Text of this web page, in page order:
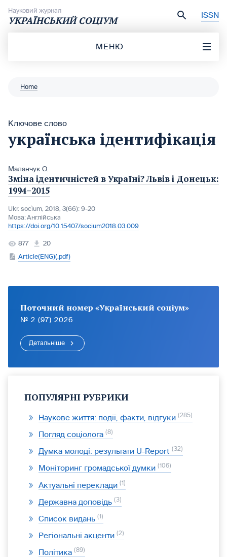
Науковий журнал
УКРАЇНСЬКИЙ СОЦІУМ ISSN
МЕНЮ
Home
Ключове слово
українська ідентифікація
Маланчук О.
Зміна ідентичністей в Україні? Львів і Донецьк:
1994–2015
Ukr. socìum, 2018, 3(66): 9-20
Мова:Англійська
https://doi.org/10.15407/socium2018.03.009
877
20
Article(ENG)(.pdf)
Поточний номер «Український соціум»
№ 2 (97) 2026
Детальніше
ПОПУЛЯРНІ РУБРИКИ
Наукове життя: події, факти, відгуки 285
Погляд соціолога 8
Думка молоді: результати U-Report 32
Моніторинг громадської думки 106
Актуальні переклади 1
Державна доповідь 3
Список видань 1
Регіональні акценти 2
Політика 89